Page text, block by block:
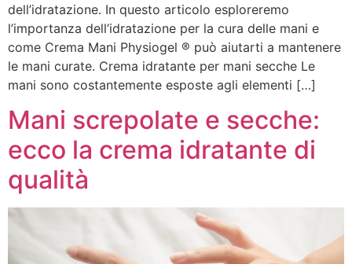
dell’idratazione. In questo articolo esploreremo
l’importanza dell’idratazione per la cura delle mani e
come Crema Mani Physiogel ® può aiutarti a mantenere
le mani curate. Crema idratante per mani secche Le
mani sono costantemente esposte agli elementi […]
Mani screpolate e secche:
ecco la crema idratante di
qualità